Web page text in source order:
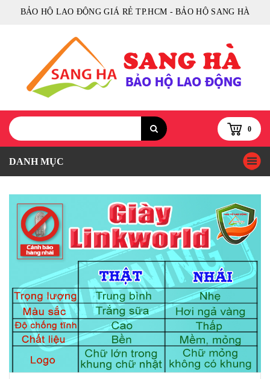
BẢO HỘ LAO ĐỘNG GIÁ RẺ TP.HCM - BẢO HỘ SANG HÀ
0
DANH MỤC